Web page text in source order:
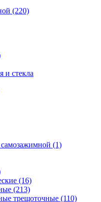
(220)
и стекла
(1)
(16)
(213)
трещоточные (110)